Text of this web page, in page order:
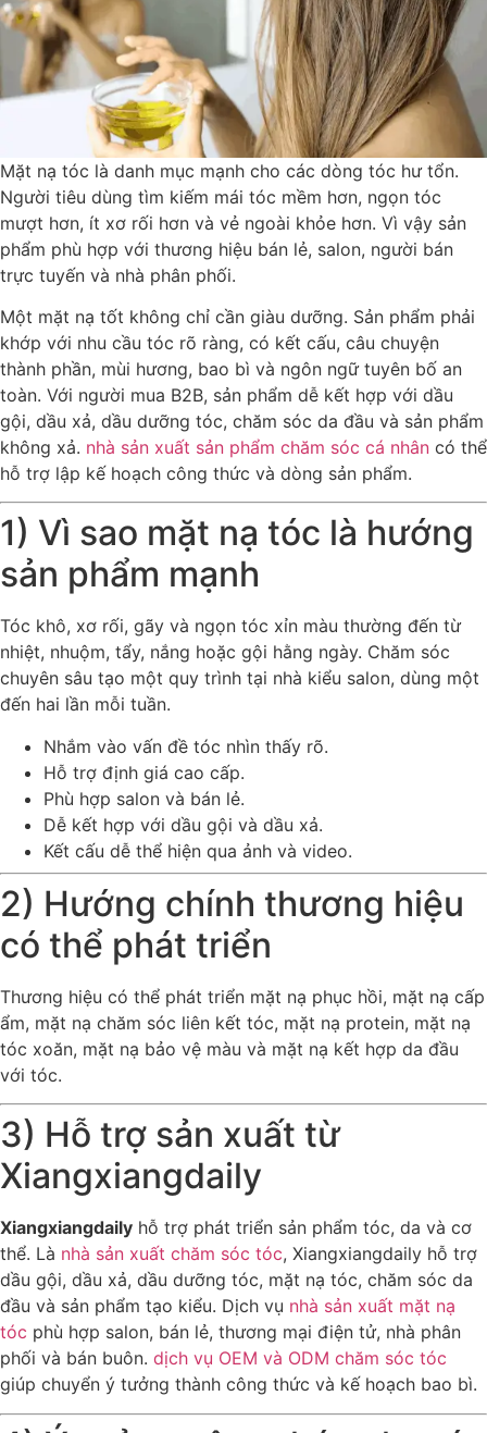
Mặt nạ tóc là danh mục mạnh cho các dòng tóc hư tổn.
Người tiêu dùng tìm kiếm mái tóc mềm hơn, ngọn tóc
mượt hơn, ít xơ rối hơn và vẻ ngoài khỏe hơn. Vì vậy sản
phẩm phù hợp với thương hiệu bán lẻ, salon, người bán
trực tuyến và nhà phân phối.
Một mặt nạ tốt không chỉ cần giàu dưỡng. Sản phẩm phải
khớp với nhu cầu tóc rõ ràng, có kết cấu, câu chuyện
thành phần, mùi hương, bao bì và ngôn ngữ tuyên bố an
toàn. Với người mua B2B, sản phẩm dễ kết hợp với dầu
gội, dầu xả, dầu dưỡng tóc, chăm sóc da đầu và sản phẩm
không xả. nhà sản xuất sản phẩm chăm sóc cá nhân có thể
hỗ trợ lập kế hoạch công thức và dòng sản phẩm.
1) Vì sao mặt nạ tóc là hướng
sản phẩm mạnh
Tóc khô, xơ rối, gãy và ngọn tóc xỉn màu thường đến từ
nhiệt, nhuộm, tẩy, nắng hoặc gội hằng ngày. Chăm sóc
chuyên sâu tạo một quy trình tại nhà kiểu salon, dùng một
đến hai lần mỗi tuần.
Nhắm vào vấn đề tóc nhìn thấy rõ.
Hỗ trợ định giá cao cấp.
Phù hợp salon và bán lẻ.
Dễ kết hợp với dầu gội và dầu xả.
Kết cấu dễ thể hiện qua ảnh và video.
2) Hướng chính thương hiệu
có thể phát triển
Thương hiệu có thể phát triển mặt nạ phục hồi, mặt nạ cấp
ẩm, mặt nạ chăm sóc liên kết tóc, mặt nạ protein, mặt nạ
tóc xoăn, mặt nạ bảo vệ màu và mặt nạ kết hợp da đầu
với tóc.
3) Hỗ trợ sản xuất từ
Xiangxiangdaily
Xiangxiangdaily hỗ trợ phát triển sản phẩm tóc, da và cơ
thể. Là nhà sản xuất chăm sóc tóc, Xiangxiangdaily hỗ trợ
dầu gội, dầu xả, dầu dưỡng tóc, mặt nạ tóc, chăm sóc da
đầu và sản phẩm tạo kiểu. Dịch vụ nhà sản xuất mặt nạ
tóc phù hợp salon, bán lẻ, thương mại điện tử, nhà phân
phối và bán buôn. dịch vụ OEM và ODM chăm sóc tóc
giúp chuyển ý tưởng thành công thức và kế hoạch bao bì.